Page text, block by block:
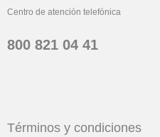
Centro de atención telefónica
800 821 04 41
Términos y condiciones